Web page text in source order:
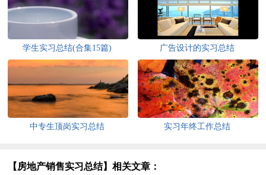
学生实习总结(合集15篇) 广告设计的实习总结
中专生顶岗实习总结 实习年终工作总结
【房地产销售实习总结】相关文章：